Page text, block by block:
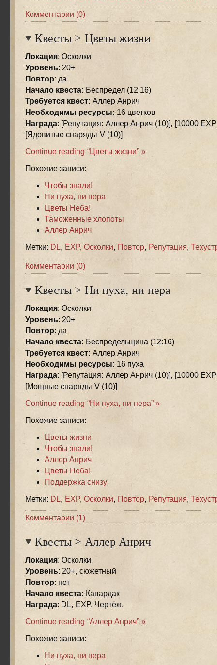
Комментарии (0)
Квесты> Цветы жизни
Локация: Осколки
Уровень: 20+
Повтор: да
Начало квеста: Беспредел (12:16)
Требуется квест: Аллер Анрич
Необходимы ресурсы: 16 цветков
Награда: [Репутация: Аллер Анрич (10)], [10000
[Ядовитые снаряды V (10)]
Continue reading “Цветы жизни” »
Похожие записи:
Чтобы знали!
Ни пуха, ни пера
Цветы Неба!
Таможенные хлопоты
Аллер Анрич
Метки: DL, EXP,Осколки, Повтор, Репутация,
Комментарии (0)
Квесты> Ни пуха, ни пера
Локация: Осколки
Уровень: 20+
Повтор: да
Начало квеста: Беспредельщина (12:16)
Требуется квест: Аллер Анрич
Необходимы ресурсы: 16 пуха
Награда: [Репутация: Аллер Анрич (10)], [10000
[Мощные снаряды V (10)]
Continue reading “Ни пуха, ни пера” »
Похожие записи:
Цветы жизни
Чтобы знали!
Аллер Анрич
Цветы Неба!
Поддержка снизу
Метки: DL, EXP,Осколки, Повтор, Репутация,
Комментарии (1)
Квесты> Аллер Анрич
Локация: Осколки
Уровень: 20+, сюжетный
Повтор: нет
Начало квеста: Кавардак
Награда: DL, EXP, Чертёж.
Continue reading “Аллер Анрич” »
Похожие записи:
Ни пуха, ни пера